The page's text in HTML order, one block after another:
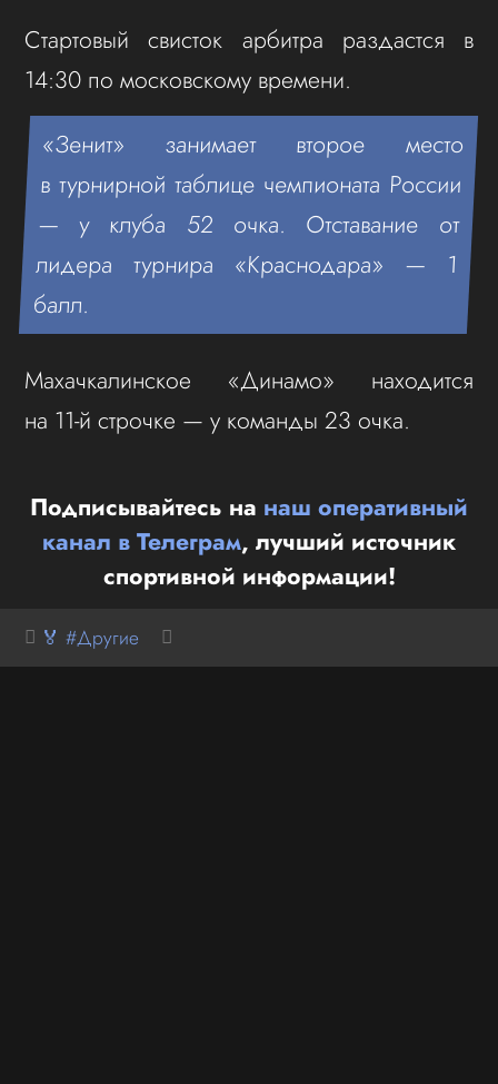
Стартовый свисток арбитра раздастся в
14:30 по московскому времени.
«Зенит» занимает второе место
в турнирной таблице чемпионата России
— у клуба 52 очка. Отставание от
лидера турнира «Краснодара» — 1
балл.
Махачкалинское «Динамо» находится
на 11‑й строчке — у команды 23 очка.
Подписывайтесь на наш оперативный
канал в Телеграм, лучший источник
спортивной информации!
🏅 #Другие